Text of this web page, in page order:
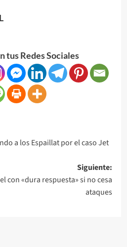
tus Redes Sociales
a los Espaillat por el caso Jet
Siguiente:
con «dura respuesta» si no cesa
ataques